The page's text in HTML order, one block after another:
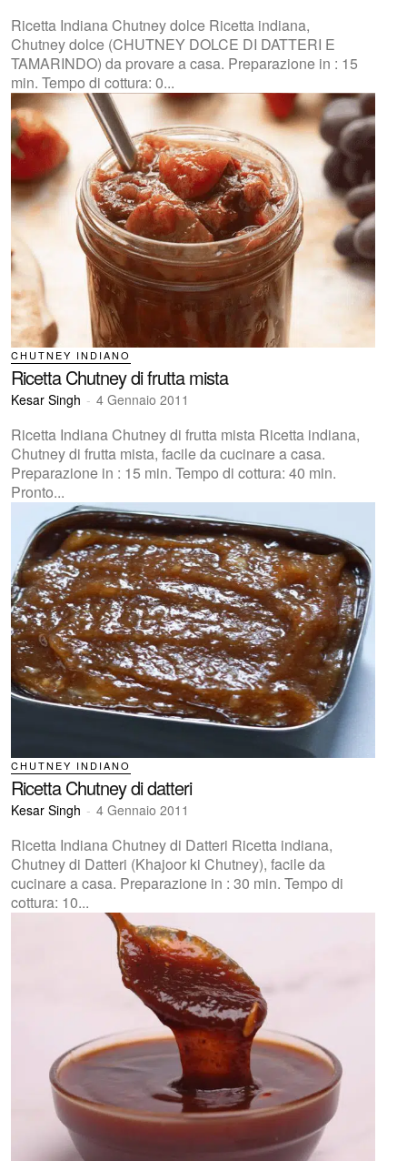
Ricetta Indiana Chutney dolce Ricetta indiana,
Chutney dolce (CHUTNEY DOLCE DI DATTERI E
TAMARINDO) da provare a casa. Preparazione in : 15
min. Tempo di cottura: 0...
CHUTNEY INDIANO
Ricetta Chutney di frutta mista
Kesar Singh - 4 Gennaio 2011
Ricetta Indiana Chutney di frutta mista Ricetta indiana,
Chutney di frutta mista, facile da cucinare a casa.
Preparazione in : 15 min. Tempo di cottura: 40 min.
Pronto...
CHUTNEY INDIANO
Ricetta Chutney di datteri
Kesar Singh - 4 Gennaio 2011
Ricetta Indiana Chutney di Datteri Ricetta indiana,
Chutney di Datteri (Khajoor ki Chutney), facile da
cucinare a casa. Preparazione in : 30 min. Tempo di
cottura: 10...